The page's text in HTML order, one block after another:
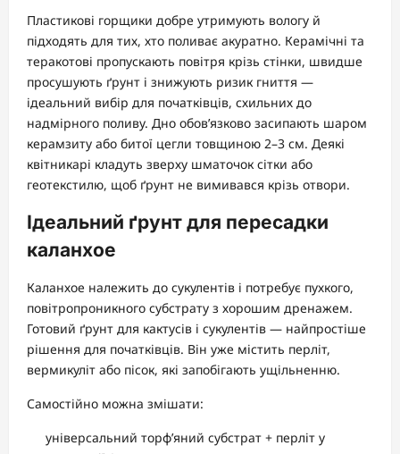
Пластикові горщики добре утримують вологу й
підходять для тих, хто поливає акуратно. Керамічні та
теракотові пропускають повітря крізь стінки, швидше
просушують ґрунт і знижують ризик гниття —
ідеальний вибір для початківців, схильних до
надмірного поливу. Дно обов’язково засипають шаром
керамзиту або битої цегли товщиною 2–3 см. Деякі
квітникарі кладуть зверху шматочок сітки або
геотекстилю, щоб ґрунт не вимивався крізь отвори.
Ідеальний ґрунт для пересадки
каланхое
Каланхое належить до сукулентів і потребує пухкого,
повітропроникного субстрату з хорошим дренажем.
Готовий ґрунт для кактусів і сукулентів — найпростіше
рішення для початківців. Він уже містить перліт,
вермикуліт або пісок, які запобігають ущільненню.
Самостійно можна змішати:
універсальний торф’яний субстрат + перліт у